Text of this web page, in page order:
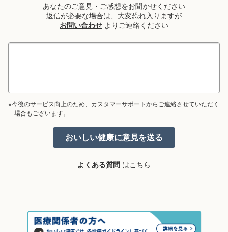
あなたのご意見・ご感想をお聞かせください
返信が必要な場合は、大変恐れ入りますが
お問い合わせ よりご連絡ください
※今後のサービス向上のため、カスタマーサポートからご連絡させていただく
場合もございます。
よくある質問 はこちら